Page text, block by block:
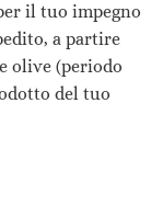
il tuo impegno
a partire
olive (periodo
del tuo